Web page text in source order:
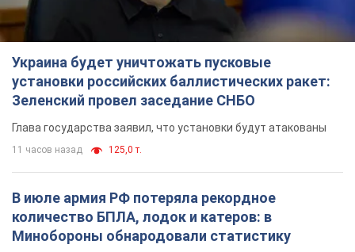
В июле армия РФ потеряла рекордное
количество БПЛА, лодок и катеров: в
Минобороны обнародовали статистику
В прошлом месяце также выросли потери РФ в живой силе и
расстоянии
9 часов назад 4,6 т.
"Нужны быстрые и нестандартные подходы":
Корецкий пообещал предоставить бизнесу
приоритетный доступ к имеющимся